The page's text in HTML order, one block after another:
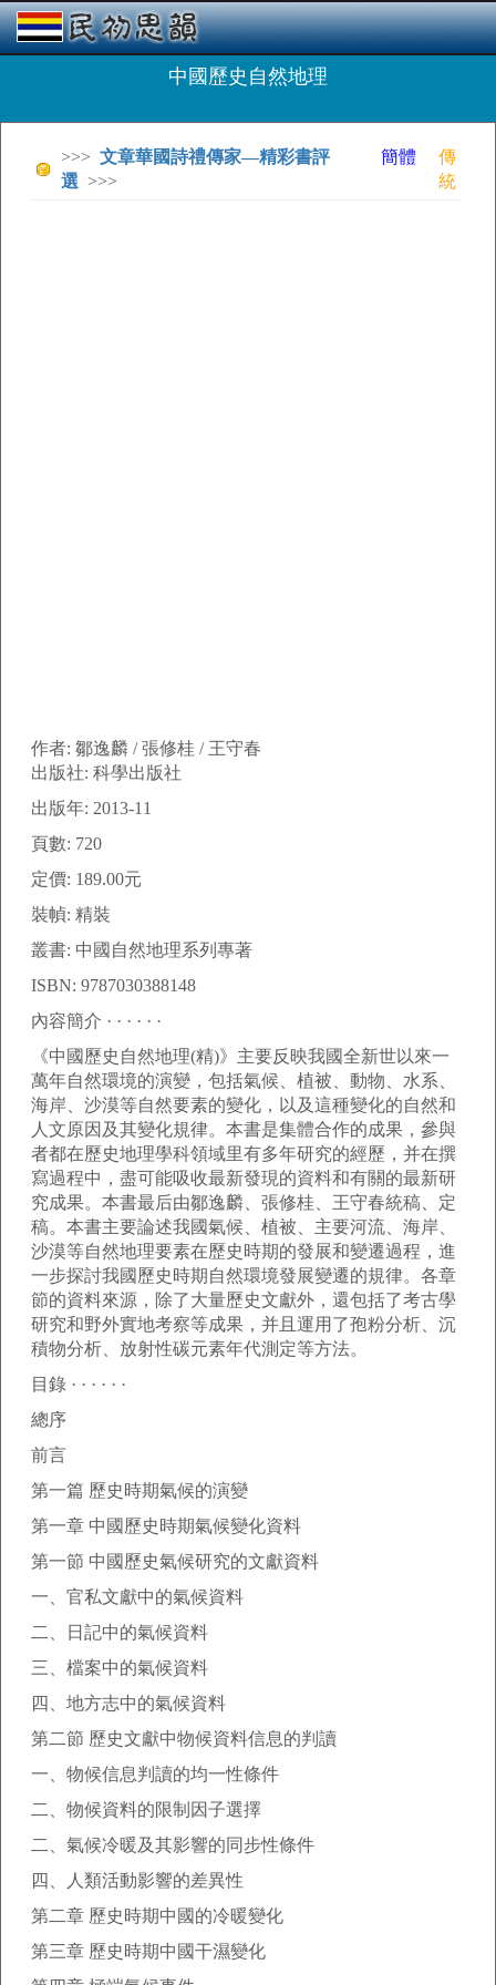
中國歷史自然地理
>>> 文章華國詩禮傳家—精彩書評
選 >>>
簡體
傳
統
作者: 鄒逸麟 / 張修桂 / 王守春
出版社: 科學出版社
出版年: 2013-11
頁數: 720
定價: 189.00元
裝幀: 精裝
叢書: 中國自然地理系列專著
ISBN: 9787030388148
內容簡介 · · · · · ·
《中國歷史自然地理(精)》主要反映我國全新世以來一
萬年自然環境的演變，包括氣候、植被、動物、水系、
海岸、沙漠等自然要素的變化，以及這種變化的自然和
人文原因及其變化規律。本書是集體合作的成果，參與
者都在歷史地理學科領域里有多年研究的經歷，并在撰
寫過程中，盡可能吸收最新發現的資料和有關的最新研
究成果。本書最后由鄒逸麟、張修桂、王守春統稿、定
稿。本書主要論述我國氣候、植被、主要河流、海岸、
沙漠等自然地理要素在歷史時期的發展和變遷過程，進
一步探討我國歷史時期自然環境發展變遷的規律。各章
節的資料來源，除了大量歷史文獻外，還包括了考古學
研究和野外實地考察等成果，并且運用了孢粉分析、沉
積物分析、放射性碳元素年代測定等方法。
目錄 · · · · · ·
總序
前言
第一篇 歷史時期氣候的演變
第一章 中國歷史時期氣候變化資料
第一節 中國歷史氣候研究的文獻資料
一、官私文獻中的氣候資料
二、日記中的氣候資料
三、檔案中的氣候資料
四、地方志中的氣候資料
第二節 歷史文獻中物候資料信息的判讀
一、物候信息判讀的均一性條件
二、物候資料的限制因子選擇
二、氣候冷暖及其影響的同步性條件
四、人類活動影響的差異性
第二章 歷史時期中國的冷暖變化
第三章 歷史時期中國干濕變化